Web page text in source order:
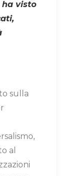
ha visto
sulla
al